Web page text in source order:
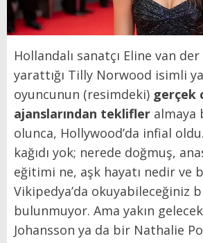
Hollandalı sanatçı Eline van der
yarattığı Tilly Norwood isimli
oyuncunun (resimdeki) gerçek
ajanslarından teklifler almaya
olunca, Hollywood’da infial
kağıdı yok; nerede doğmuş,
eğitimi ne, aşk hayatı nedir ve
Vikipedya’da okuyabileceğiniz
bulunmuyor. Ama yakın
Johansson ya da bir Nathalie